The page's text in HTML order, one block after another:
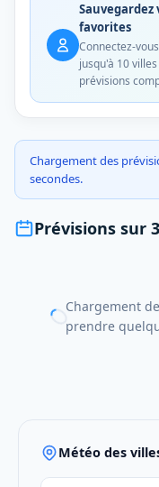
Sauvegardez
favorites
Connectez-
jusqu'à 10
prévisions
Chargement des
secondes.
Prévisions sur
Chargement
prendre
Météo des